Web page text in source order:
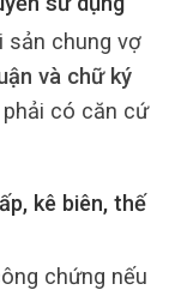
sản chung vợ
và chữ ký
có căn cứ
kê biên, thế
chứng nếu